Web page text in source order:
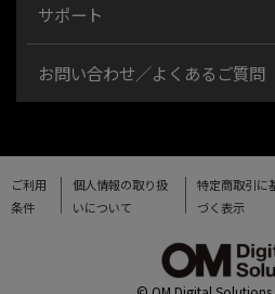
サポート
お問い合わせ／よくあるご質問
ご利用
条件
個人情報の取り扱
いについて
特定商取引に
づく表示